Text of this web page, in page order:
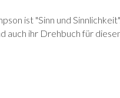
ist "Sinn und
auch ihr Drehbuch für